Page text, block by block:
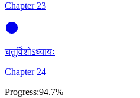
Chapter 23
चतुर्विंशोऽध्यायः
Chapter 24
Progress:94.7%